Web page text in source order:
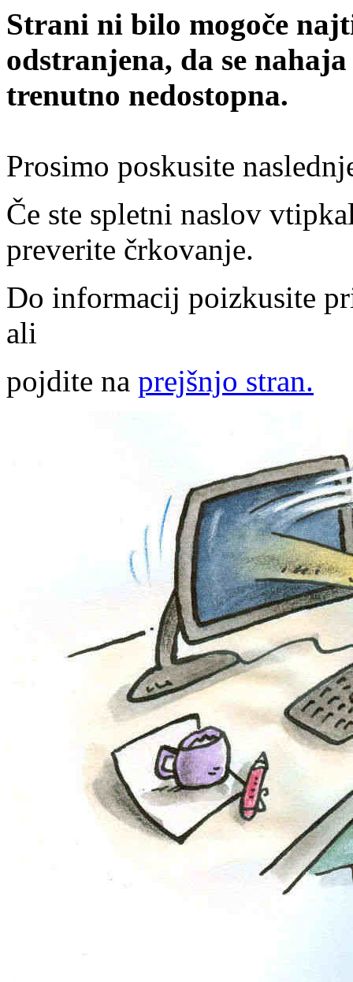
Strani ni bilo mogoče
odstranjena, da se
trenutno nedostopna.
Prosimo poskusite
Če ste spletni naslov
preverite črkovanje.
Do informacij poizkusite
ali
pojdite na prejšnjo stran.